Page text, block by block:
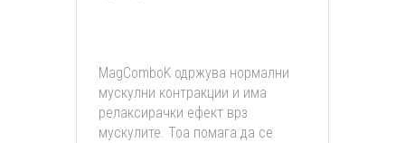
MagComboK одржува нормални
мускулни контракции и има
релаксирачки ефект врз
мускулите. Тоа помага да се